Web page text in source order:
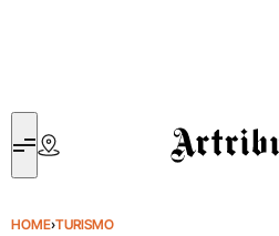
Artribune
HOME›TURISMO